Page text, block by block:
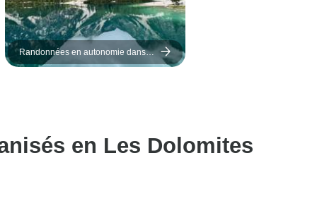
Randonnées en autonomie dans
les Dolomites italiennes
en Les Dolomites